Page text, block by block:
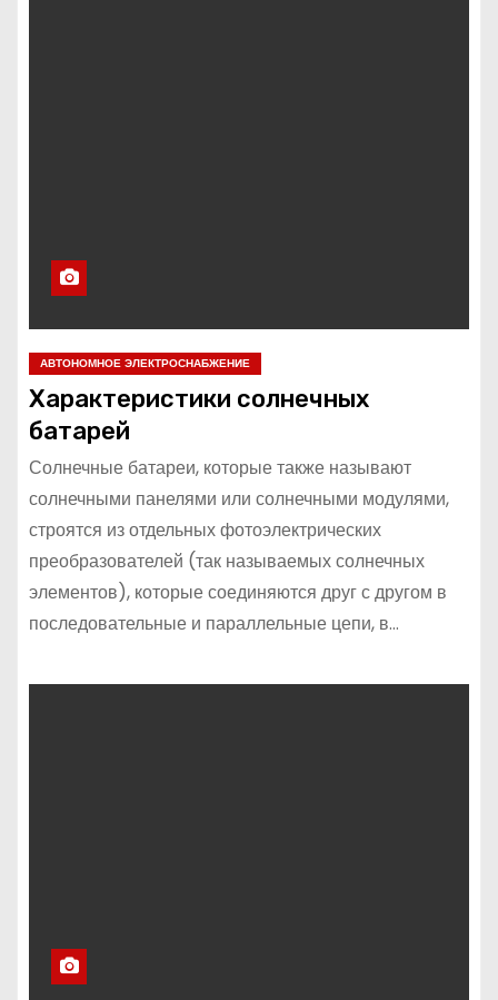
АВТОНОМНОЕ ЭЛЕКТРОСНАБЖЕНИЕ
Характеристики солнечных
батарей
Солнечные батареи, которые также называют
солнечными панелями или солнечными модулями,
строятся из отдельных фотоэлектрических
преобразователей (так называемых солнечных
элементов), которые соединяются друг с другом в
последовательные и параллельные цепи, в…